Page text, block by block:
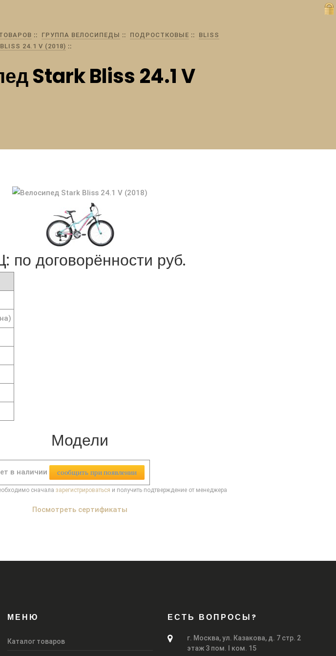
ГРУППА ВЕЛОСИПЕДЫ ПОДРОСТКОВЫЕ
BLISS
24.1 V (2018)
Stark Bliss 24.1 V
по договорённости руб.
Модели
в наличии сообщить при появлении
сначала зарегистрироваться и получить подтверждение от менеджера
Посмотреть сертификаты
МЕНЮ
Каталог товаров
ЕСТЬ ВОПРОСЫ?
г. Москва, ул. Казакова, д. 7 стр. 2
этаж 3 пом. I ком. 15